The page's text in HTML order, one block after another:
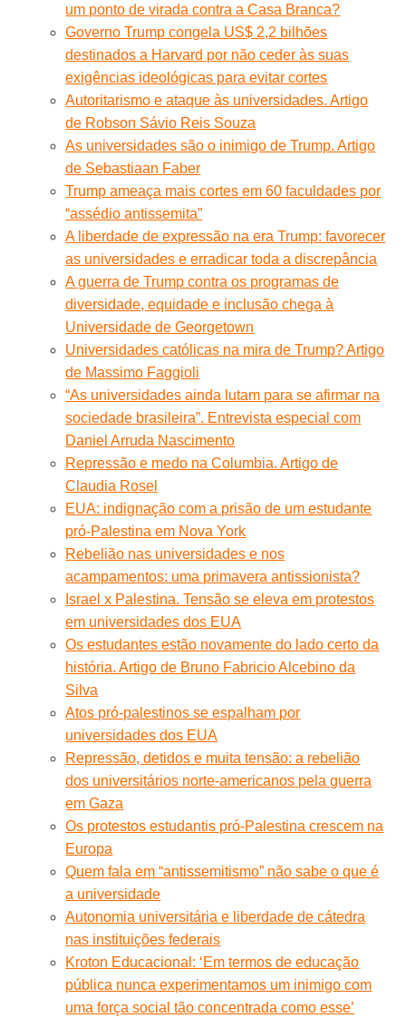
um ponto de virada contra a Casa Branca?
Governo Trump congela US$ 2,2 bilhões
destinados a Harvard por não ceder às suas
exigências ideológicas para evitar cortes
Autoritarismo e ataque às universidades. Artigo
de Robson Sávio Reis Souza
As universidades são o inimigo de Trump. Artigo
de Sebastiaan Faber
Trump ameaça mais cortes em 60 faculdades por
“assédio antissemita”
A liberdade de expressão na era Trump: favorecer
as universidades e erradicar toda a discrepância
A guerra de Trump contra os programas de
diversidade, equidade e inclusão chega à
Universidade de Georgetown
Universidades católicas na mira de Trump? Artigo
de Massimo Faggioli
“As universidades ainda lutam para se afirmar na
sociedade brasileira”. Entrevista especial com
Daniel Arruda Nascimento
Repressão e medo na Columbia. Artigo de
Claudia Rosel
EUA: indignação com a prisão de um estudante
pró-Palestina em Nova York
Rebelião nas universidades e nos
acampamentos: uma primavera antissionista?
Israel x Palestina. Tensão se eleva em protestos
em universidades dos EUA
Os estudantes estão novamente do lado certo da
história. Artigo de Bruno Fabricio Alcebino da
Silva
Atos pró-palestinos se espalham por
universidades dos EUA
Repressão, detidos e muita tensão: a rebelião
dos universitários norte-americanos pela guerra
em Gaza
Os protestos estudantis pró-Palestina crescem na
Europa
Quem fala em “antissemitismo” não sabe o que é
a universidade
Autonomia universitária e liberdade de cátedra
nas instituições federais
Kroton Educacional: ‘Em termos de educação
pública nunca experimentamos um inimigo com
uma força social tão concentrada como esse’